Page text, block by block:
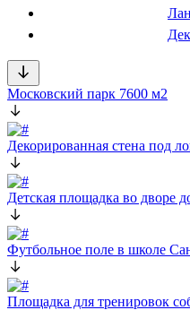
Московский парк 7600 м2
Декорированная стена под
Детская площадка во дворе
Футбольное поле в школе
Площадка для тренировок